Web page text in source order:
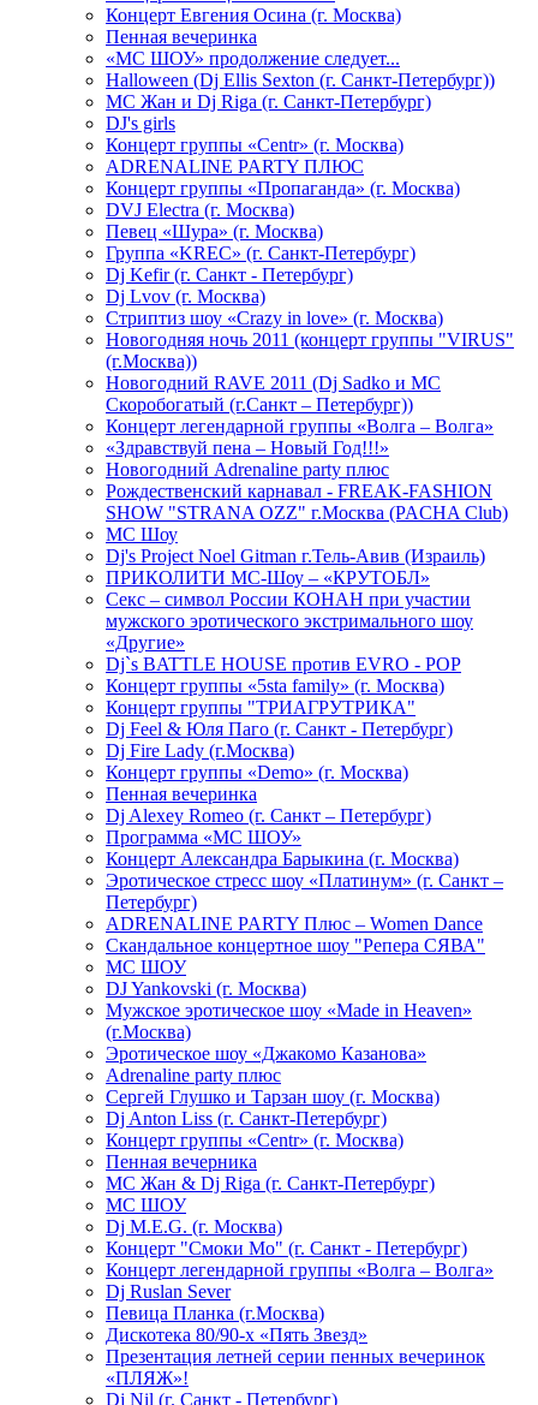
Концерт Евгения Осина (г. Москва)
Пенная вечеринка
«МС ШОУ» продолжение следует...
Halloween (Dj Ellis Sexton (г. Санкт-Петербург))
МС Жан и Dj Riga (г. Санкт-Петербург)
DJ's girls
Концерт группы «Centr» (г. Москва)
ADRENALINE PARTY ПЛЮС
Концерт группы «Пропаганда» (г. Москва)
DVJ Electra (г. Москва)
Певец «Шура» (г. Москва)
Группа «KREC» (г. Санкт-Петербург)
Dj Kefir (г. Санкт - Петербург)
Dj Lvov (г. Москва)
Стриптиз шоу «Crazy in love» (г. Москва)
Новогодняя ночь 2011 (концерт группы "VIRUS"
(г.Москва))
Новогодний RAVE 2011 (Dj Sadko и MC
Скоробогатый (г.Санкт – Петербург))
Концерт легендарной группы «Волга – Волга»
«Здравствуй пена – Новый Год!!!»
Новогодний Adrenaline party плюс
Рождественский карнавал - FREAK-FASHION
SHOW "STRANA OZZ" г.Москва (PACHA Club)
MC Шоу
Dj's Project Noel Gitman г.Тель-Авив (Израиль)
ПРИКОЛИТИ МС-Шоу – «КРУТОБЛ»
Секс – символ России КОНАН при участии
мужского эротического экстримального шоу
«Другие»
Dj`s BATTLE HOUSE против EVRO - POP
Концерт группы «5sta family» (г. Москва)
Концерт группы "ТРИАГРУТРИКА"
Dj Feel & Юля Паго (г. Санкт - Петербург)
Dj Fire Lady (г.Москва)
Концерт группы «Demo» (г. Москва)
Пенная вечеринка
Dj Alexey Romeo (г. Санкт – Петербург)
Программа «МС ШОУ»
Концерт Александра Барыкина (г. Москва)
Эротическое стресс шоу «Платинум» (г. Санкт –
Петербург)
ADRENALINE PARTY Плюс – Women Dance
Скандальное концертное шоу "Репера СЯВА"
МС ШОУ
DJ Yankovski (г. Москва)
Мужское эротическое шоу «Made in Heaven»
(г.Москва)
Эротическое шоу «Джакомо Казанова»
Adrenaline party плюс
Сергей Глушко и Тарзан шоу (г. Москва)
Dj Anton Liss (г. Санкт-Петербург)
Концерт группы «Centr» (г. Москва)
Пенная вечерника
МС Жан & Dj Riga (г. Санкт-Петербург)
МС ШОУ
Dj M.E.G. (г. Москва)
Концерт "Смоки Мо" (г. Санкт - Петербург)
Концерт легендарной группы «Волга – Волга»
Dj Ruslan Sever
Певица Планка (г.Москва)
Дискотека 80/90-х «Пять Звезд»
Презентация летней серии пенных вечеринок
«ПЛЯЖ»!
Dj Nil (г. Санкт - Петербург)